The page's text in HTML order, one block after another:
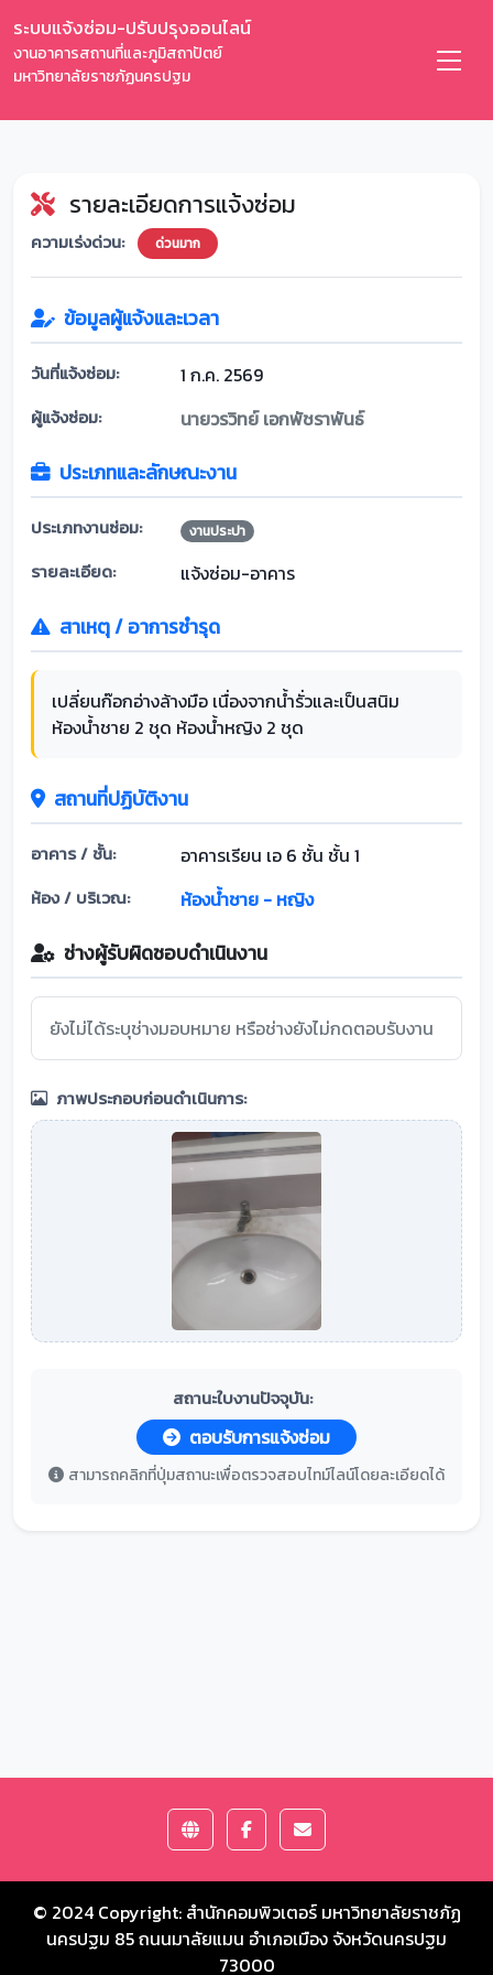
ระบบแจ้งซ่อม-ปรับปรุงออนไลน์
งานอาคารสถานที่และภูมิสถาปัตย์
มหาวิทยาลัยราชภัฏนครปฐม
รายละเอียดการแจ้งซ่อม
ความเร่งด่วน: ด่วนมาก
ข้อมูลผู้แจ้งและเวลา
วันที่แจ้งซ่อม: 1 ก.ค. 2569
ผู้แจ้งซ่อม: นายวรวิทย์ เอกพัชราพันธ์
ประเภทและลักษณะงาน
ประเภทงานซ่อม: งานประปา
รายละเอียด: แจ้งซ่อม-อาคาร
สาเหตุ / อาการชำรุด
เปลี่ยนก๊อกอ่างล้างมือ เนื่องจากน้ำรั่วและเป็นสนิม
ห้องน้ำชาย 2 ชุด ห้องน้ำหญิง 2 ชุด
สถานที่ปฏิบัติงาน
อาคาร / ชั้น: อาคารเรียน เอ 6 ชั้น ชั้น 1
ห้อง / บริเวณ: ห้องน้ำชาย - หญิง
ช่างผู้รับผิดชอบดำเนินงาน
ยังไม่ได้ระบุช่างมอบหมาย หรือช่างยังไม่กดตอบรับงาน
ภาพประกอบก่อนดำเนินการ:
สถานะใบงานปัจจุบัน:
ตอบรับการแจ้งซ่อม
สามารถคลิกที่ปุ่มสถานะเพื่อตรวจสอบไทม์ไลน์โดยละเอียดได้
© 2024 Copyright: สำนักคอมพิวเตอร์ มหาวิทยาลัยราชภัฏ
นครปฐม 85 ถนนมาลัยแมน อำเภอเมือง จังหวัดนครปฐม
73000